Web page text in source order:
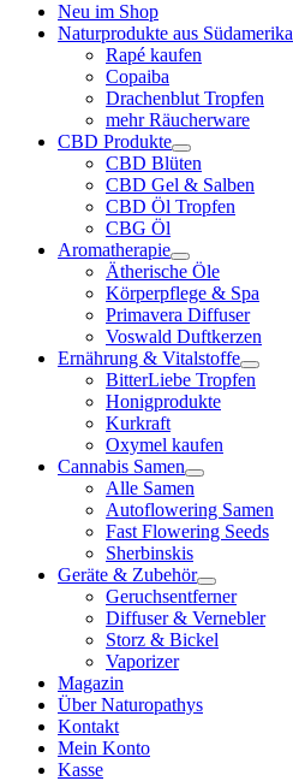
Neu im Shop
Naturprodukte aus Südamerika
Rapé kaufen
Copaiba
Drachenblut Tropfen
mehr Räucherware
CBD Produkte
CBD Blüten
CBD Gel & Salben
CBD Öl Tropfen
CBG Öl
Aromatherapie
Ätherische Öle
Körperpflege & Spa
Primavera Diffuser
Voswald Duftkerzen
Ernährung & Vitalstoffe
BitterLiebe Tropfen
Honigprodukte
Kurkraft
Oxymel kaufen
Cannabis Samen
Alle Samen
Autoflowering Samen
Fast Flowering Seeds
Sherbinskis
Geräte & Zubehör
Geruchsentferner
Diffuser & Vernebler
Storz & Bickel
Vaporizer
Magazin
Über Naturopathys
Kontakt
Mein Konto
Kasse